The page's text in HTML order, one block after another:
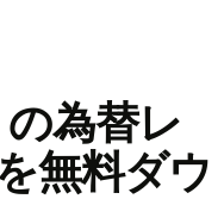
為替レ
無料ダウ